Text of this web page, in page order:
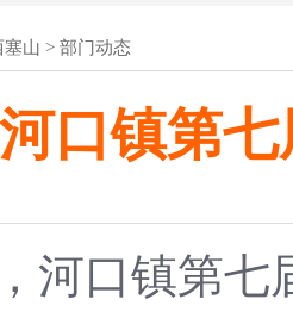
塞山 > 部门动态
河口镇第
河口镇第七